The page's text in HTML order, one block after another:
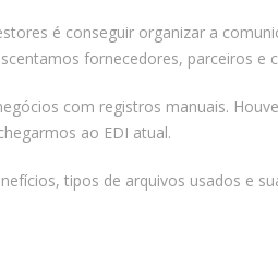
é conseguir organizar a
fornecedores, parceiros e
com registros manuais.
ao EDI atual.
tipos de arquivos usados e